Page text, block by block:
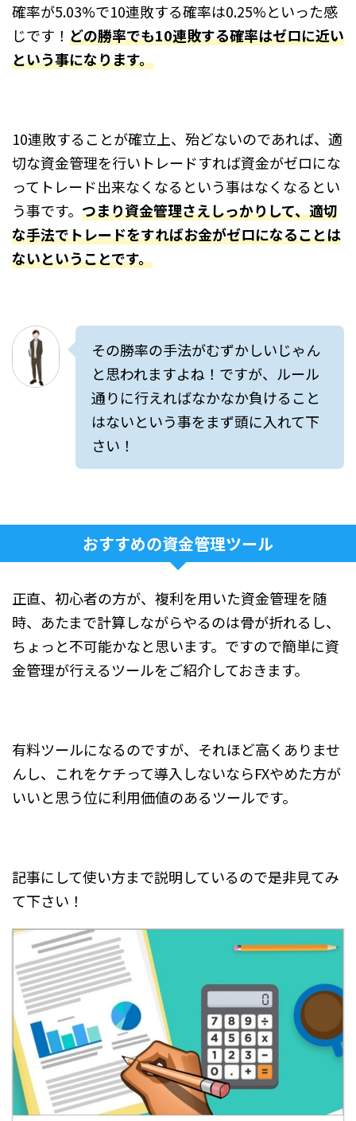
確率が5.03%で10連敗する確率は0.25%といった感
じです！ どの勝率でも10連敗する確率はゼロに近い
という事になります。
10連敗することが確立上、殆どないのであれば、適
切な資金管理を行いトレードすれば資金がゼロにな
ってトレード出来なくなるという事はなくなるとい
う事です。 つまり資金管理さえしっかりして、適切
な手法でトレードをすればお金がゼロになることは
ないということです。
その勝率の手法がむずかしいじゃん
と思われますよね！ですが、ルール
通りに行えればなかなか負けること
はないという事をまず頭に入れて下
さい！
おすすめの資金管理ツール
正直、初心者の方が、複利を用いた資金管理を随
時、あたまで計算しながらやるのは骨が折れるし、
ちょっと不可能かなと思います。ですので簡単に資
金管理が行えるツールをご紹介しておきます。
有料ツールになるのですが、それほど高くありませ
んし、これをケチって導入しないならFXやめた方が
いいと思う位に利用価値のあるツールです。
記事にして使い方まで説明しているので是非見てみ
て下さい！